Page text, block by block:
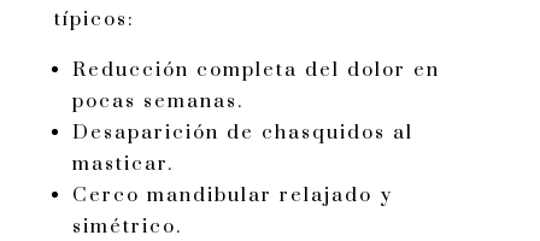
típicos:
Reducción completa del dolor en
pocas semanas.
Desaparición de chasquidos al
masticar.
Cerco mandibular relajado y
simétrico.